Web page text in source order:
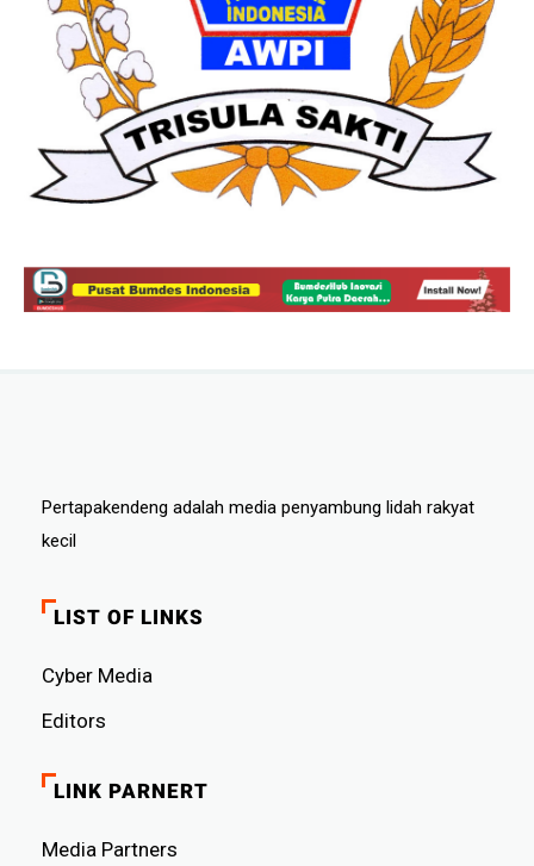
Pertapakendeng adalah media penyambung lidah rakyat
kecil
LIST OF LINKS
Cyber ​​Media
Editors
LINK PARNERT
Media Partners